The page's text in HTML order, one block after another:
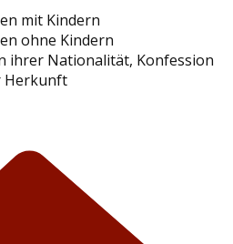
mit Kindern
ohne Kindern
ihrer Nationalität, Konfession
Herkunft